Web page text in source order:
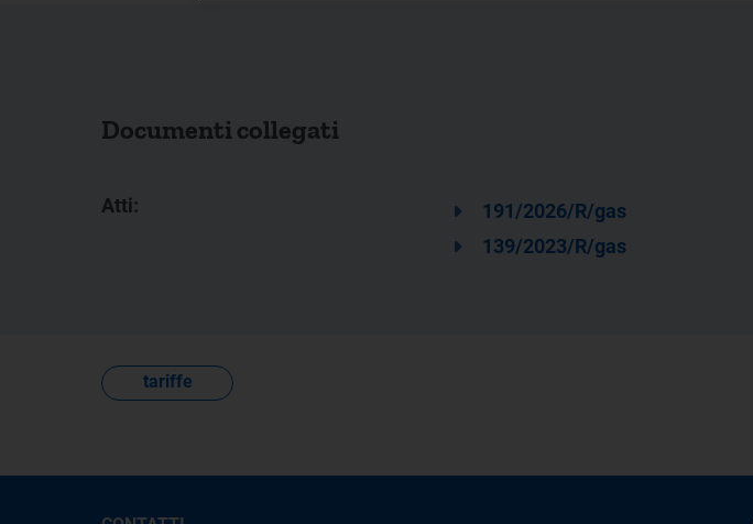
Documenti collegati
Atti: 191/2026/R/gas
139/2023/R/gas
tariffe